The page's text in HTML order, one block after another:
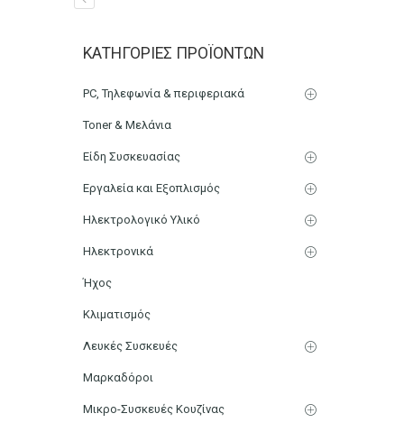
Πιάστρα μεταλλική 3cm
ΚΑΤΗΓΟΡΊΕΣ ΠΡΟΪΌΝΤΩΝ
PC, Τηλεφωνία & περιφεριακά
Toner & Μελάνια
Είδη Συσκευασίας
Εργαλεία και Εξοπλισμός
Ηλεκτρολογικό Υλικό
Ηλεκτρονικά
Ήχος
Κλιματισμός
Λευκές Συσκευές
Μαρκαδόροι
Μικρο-Συσκευές Κουζίνας